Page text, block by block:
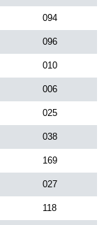
094
096
010
006
025
038
169
027
118